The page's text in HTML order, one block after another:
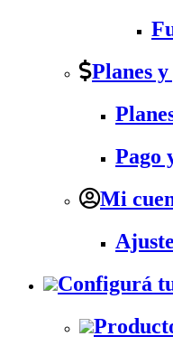
Planes y
Pago
Mi
Configurá